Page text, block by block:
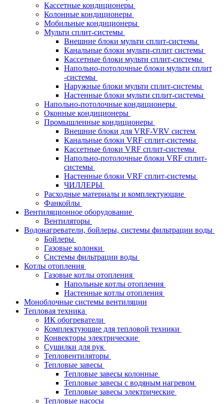
Кассетные кондиционеры
Колонные кондиционеры
Мобильные кондиционеры
Мульти сплит-системы
Внешние блоки мульти сплит-системы
Канальные блоки мульти-сплит системы
Кассетные блоки мульти сплит-системы
Напольно-потолочные блоки мульти сплит
-системы
Наружные блоки мульти сплит-системы
Настенные блоки мульти сплит-системы
Напольно-потолочные кондиционеры
Оконные кондиционеры
Промышленные кондиционеры
Внешние блоки для VRF-VRV систем
Канальные блоки VRF сплит-системы
Кассетные блоки VRF сплит-системы
Напольно-потолочные блоки VRF сплит-
системы
Настенные блоки VRF сплит-системы
ЧИЛЛЕРЫ
Расходные материалы и комплектующие
Фанкойлы
Вентиляционное оборудование
Вентиляторы
Водонагреватели, бойлеры, системы фильтрации воды
Бойлеры
Газовые колонки
Системы фильтрации воды
Котлы отопления
Газовые котлы отопления
Напольные котлы отопления
Настенные котлы отопления
Моноблочные системы вентиляции
Тепловая техника
ИК обогреватели
Комплектующие для тепловой техники
Конвекторы электрические
Сушилки для рук
Тепловентиляторы
Тепловые завесы
Тепловые завесы колонные
Тепловые завесы с водяным нагревом
Тепловые завесы электрические
Тепловые насосы